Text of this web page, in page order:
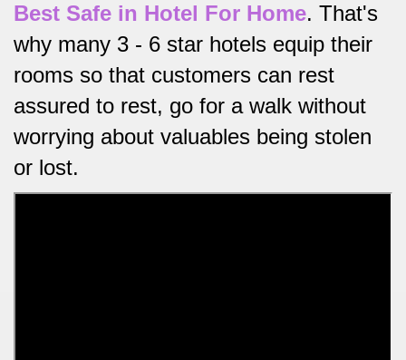
Best Safe in Hotel For Home. That's
why many 3 - 6 star hotels equip their
rooms so that customers can rest
assured to rest, go for a walk without
worrying about valuables being stolen
or lost.